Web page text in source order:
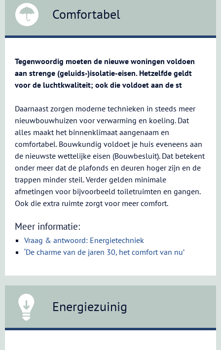
Comfortabel
Tegenwoordig moeten de nieuwe woningen voldoen
aan strenge (geluids-)isolatie-eisen. Hetzelfde geldt
voor de luchtkwaliteit; ook die voldoet aan de st
Daarnaast zorgen moderne technieken in steeds meer
nieuwbouwhuizen voor verwarming en koeling. Dat
alles maakt het binnenklimaat aangenaam en
comfortabel. Bouwkundig voldoet je huis eveneens aan
de nieuwste wettelijke eisen (Bouwbesluit). Dat betekent
onder meer dat de plafonds en deuren hoger zijn en de
trappen minder steil. Verder gelden minimale
afmetingen voor bijvoorbeeld toiletruimten en gangen.
Ook die extra ruimte zorgt voor meer comfort.
Meer informatie:
Vraag & antwoord: Energietechniek
‘De charme van de jaren 30, het comfort van nu’
Energiezuinig